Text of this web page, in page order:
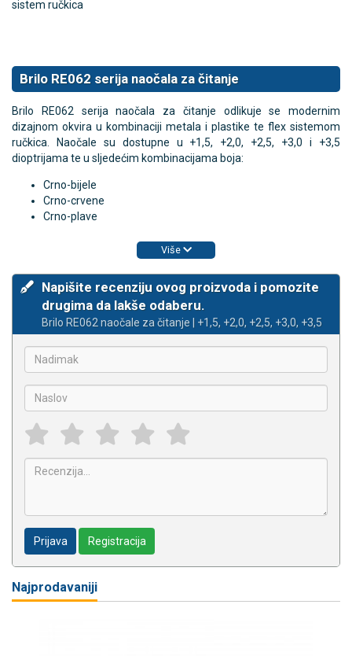
sistem ručkica
Brilo RE062 serija naočala za čitanje
Brilo RE062 serija naočala za čitanje odlikuje se modernim
dizajnom okvira u kombinaciji metala i plastike te flex sistemom
ručkica. Naočale su dostupne u +1,5, +2,0, +2,5, +3,0 i +3,5
dioptrijama te u sljedećim kombinacijama boja:
Crno-bijele
Crno-crvene
Crno-plave
Više
Napišite recenziju ovog proizvoda i pomozite
drugima da lakše odaberu.
Brilo RE062 naočale za čitanje | +1,5, +2,0, +2,5, +3,0, +3,5
Prijava Registracija
Najprodavaniji